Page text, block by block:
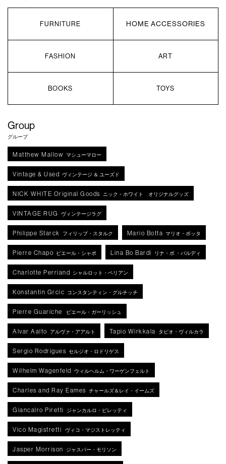
FURNITURE HOME ACCESSORIES
FASHION ART
BOOKS TOYS
Group
グループ
Matthew Mallow マシューマロー
Vintage & Used ヴィンテージ ＆ ユーズド
NICK WHITE Original Goods ニック・ホワイト オリジナルグッズ
VINTAGE RUG ヴィンテージラグ
Philippe Starck フィリップ・スタルク Mario Botta マリオ・ボッタ
Pierre Chapo ピエール・シャポ Lina Bo Bardi リナ・ボ ・バルディ
Charlotte Perriand シャルロット・ペリアン
Konstantin Grcic コンスタンティン・グルチッチ
Pierre Guariche ピエール・ガーリッシュ
Alvar Aalto アルヴァ・アアルト Tapio Wirkkala タピオ・ヴィルカラ
Sergio Rodrigues セルジオ・ロドリゲス
Wilhelm Wagenfeld ウィルヘルム・ワーゲンフェルト
Charles and Ray Eames チャールズ＆レイ・イームズ
Giancalro Piretti ジャンカルロ・ピレッティ
Vico Magistretti ヴィコ・マジストレッティ
Jasper Morrison ジャスパー・モリソン